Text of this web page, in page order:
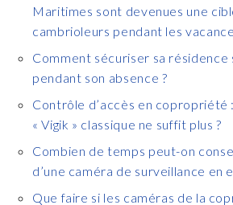
Maritimes sont devenues une
cambrioleurs pendant les
Comment sécuriser sa résidence
pendant son absence ?
Contrôle d’accès en copropriété
« Vigik » classique ne suffit plus ?
Combien de temps peut-on
d’une caméra de surveillance en
Que faire si les caméras de la